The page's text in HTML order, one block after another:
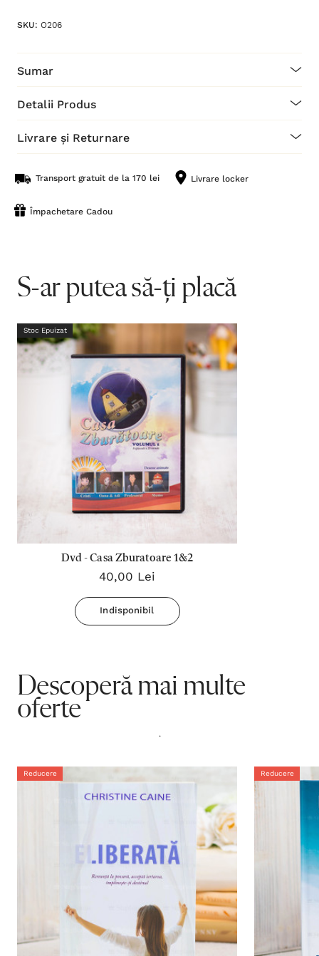
SKU: O206
Sumar
Detalii Produs
Livrare și Returnare
Transport gratuit de la 170 lei Livrare locker
Împachetare Cadou
S-ar putea să-ți placă
Stoc Epuizat
Dvd - Casa Zburatoare 1&2
40,00 Lei
Indisponibil
Descoperă mai multe
oferte
.
Reducere Reducere